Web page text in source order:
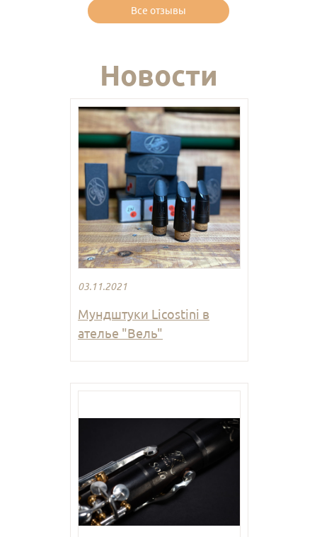
Все отзывы
Новости
03.11.2021
Мундштуки Licostini в
ателье "Вель"